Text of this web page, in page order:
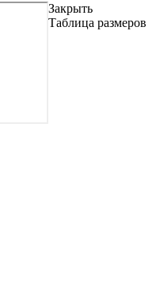
Закрыть
Таблица размеров